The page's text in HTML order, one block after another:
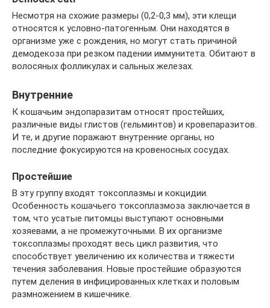
Несмотря на схожие размеры (0,2-0,3 мм), эти клещи
относятся к условно-патогенным. Они находятся в
организме уже с рождения, но могут стать причиной
демодекоза при резком падении иммунитета. Обитают в
волосяных фолликулах и сальных железах.
Внутренние
К кошачьим эндопаразитам относят простейших,
различные виды глистов (гельминтов) и кровепаразитов.
И те, и другие поражают внутренние органы, но
последние фокусируются на кровеносных сосудах.
Простейшие
В эту группу входят токсоплазмы и кокцидии.
Особенность кошачьего токсоплазмоза заключается в
том, что усатые питомцы выступают основными
хозяевами, а не промежуточными. В их организме
токсоплазмы проходят весь цикл развития, что
способствует увеличению их количества и тяжести
течения заболевания. Новые простейшие образуются
путем деления в инфицированных клетках и половым
размножением в кишечнике.